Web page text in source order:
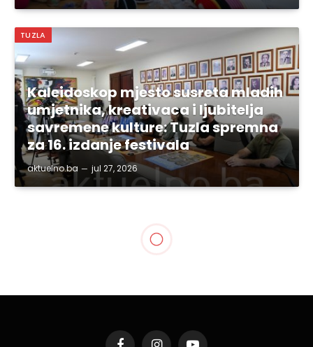
TUZLA
Kaleidoskop mjesto susreta mladih
umjetnika, kreativaca i ljubitelja
savremene kulture: Tuzla spremna
za 16. izdanje festivala
aktuelno.ba jul 27, 2026
„Kako bismo zaštitili naše
građane i privredu,